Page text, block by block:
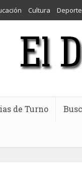
Cultura Deporte
de Turno